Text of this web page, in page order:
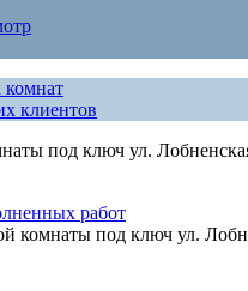
клиентов
под ключ ул.
работ
комнаты под ключ ул.